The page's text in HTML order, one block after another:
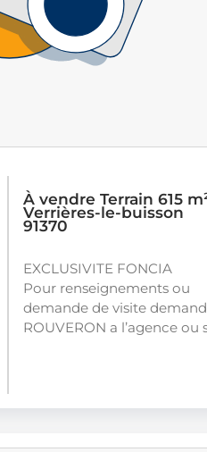
À vendre Terrain 615
Verrières-le-buisson
91370
EXCLUSIVITE FONCIA
Pour renseignements ou
demande de visite
ROUVERON a l’agence ou